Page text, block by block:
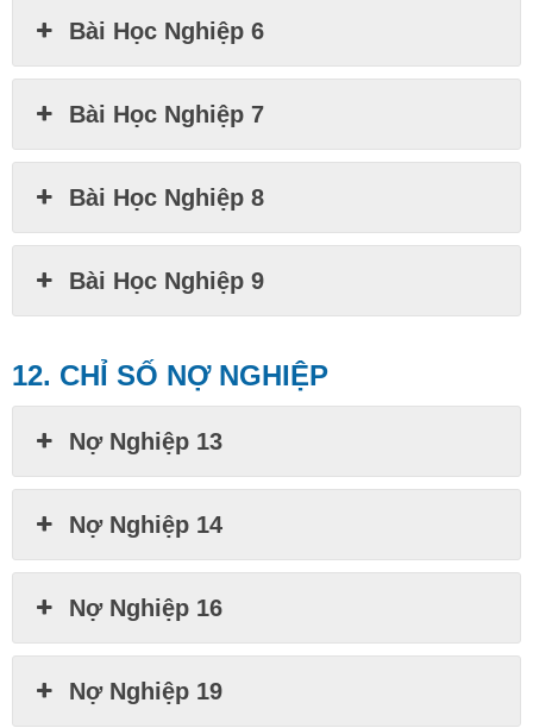
Bài Học Nghiệp 6
Bài Học Nghiệp 7
Bài Học Nghiệp 8
Bài Học Nghiệp 9
12. CHỈ SỐ NỢ NGHIỆP
Nợ Nghiệp 13
Nợ Nghiệp 14
Nợ Nghiệp 16
Nợ Nghiệp 19